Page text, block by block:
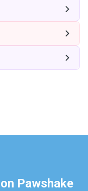
Pawshake